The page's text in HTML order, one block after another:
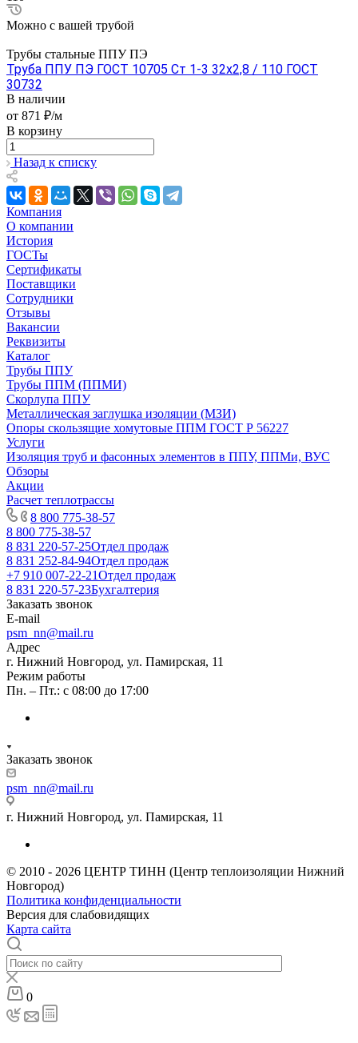
Можно с вашей трубой
Трубы стальные ППУ ПЭ
Труба ППУ ПЭ ГОСТ 10705 Ст 1-3 32x2,8 / 110 ГОСТ
30732
В наличии
от 871 ₽/м
В корзину
Назад к списку
Компания
О компании
История
ГОСТы
Сертификаты
Поставщики
Сотрудники
Отзывы
Вакансии
Реквизиты
Каталог
Трубы ППУ
Трубы ППМ (ППМИ)
Скорлупа ППУ
Металлическая заглушка изоляции (МЗИ)
Опоры скользящие хомутовые ППМ ГОСТ Р 56227
Услуги
Изоляция труб и фасонных элементов в ППУ, ППМи, ВУС
Обзоры
Акции
Расчет теплотрассы
8 800 775-38-57
8 800 775-38-57
8 831 220-57-25Отдел продаж
8 831 252-84-94Отдел продаж
+7 910 007-22-21Отдел продаж
8 831 220-57-23Бухгалтерия
Заказать звонок
E-mail
psm_nn@mail.ru
Адрес
г. Нижний Новгород, ул. Памирская, 11
Режим работы
Пн. – Пт.: с 08:00 до 17:00
Заказать звонок
psm_nn@mail.ru
г. Нижний Новгород, ул. Памирская, 11
© 2010 - 2026 ЦЕНТР ТИНН (Центр теплоизоляции Нижний
Новгород)
Политика конфиденциальности
Версия для слабовидящих
Карта сайта
0